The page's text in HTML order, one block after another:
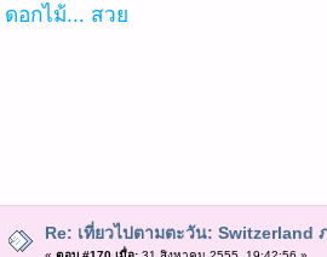
ดอกไม้... สวย
Re: เที่ยวไปตามตะวัน: Switzerland